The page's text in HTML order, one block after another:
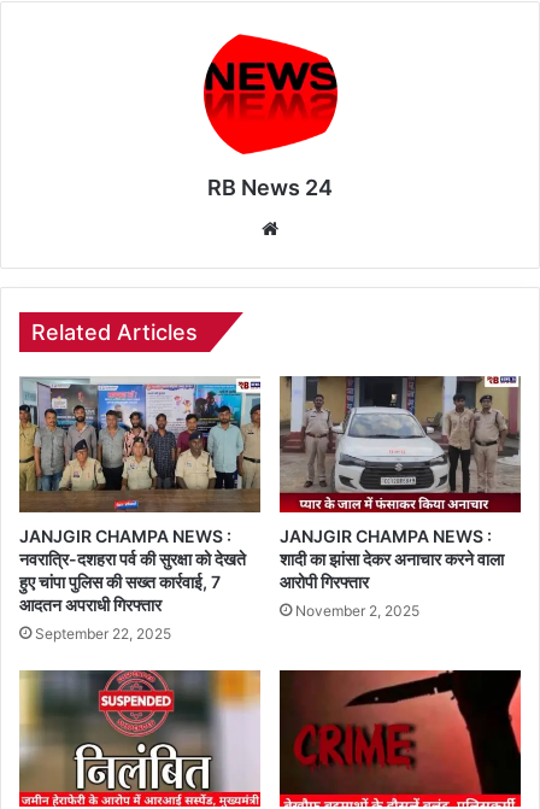
RB News 24
Related Articles
JANJGIR CHAMPA NEWS :
नवरात्रि-दशहरा पर्व की सुरक्षा को देखते
हुए चांपा पुलिस की सख्त कार्रवाई, 7
आदतन अपराधी गिरफ्तार
September 22, 2025
JANJGIR CHAMPA NEWS :
शादी का झांसा देकर अनाचार करने वाला
आरोपी गिरफ्तार
November 2, 2025